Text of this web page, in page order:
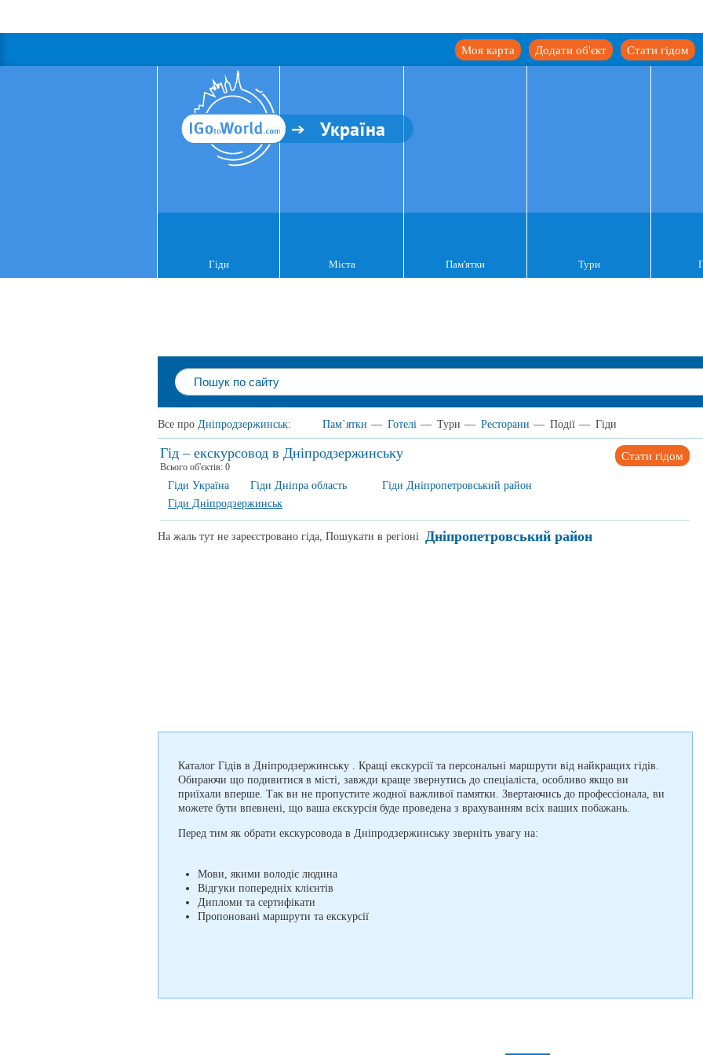
Стати гідом
Додати об'єкт
Моя карта
Україна
Гіди Міста Пам'ятки Тури
Все про Дніпродзержинськ: Пам`ятки — Готелі — Тури — Ресторани — Події — Гіди
Гід – екскурсовод в Дніпродзержинську Стати гідом
Всього об'єктів: 0
Гіди Україна Гіди Дніпра область
Гіди Дніпропетровський район
Гіди Дніпродзержинськ
На жаль тут не зареєстровано гіда, Пошукати в регіоні Дніпропетровський район
Каталог Гідів в Дніпродзержинську . Кращі екскурсії та персональні маршрути від найкращих гідів.
Обираючи що подивитися в місті, завжди краще звернутись до спеціаліста, особливо якщо ви
приїхали вперше. Так ви не пропустите жодної важливої памятки. Звертаючись до профессіонала, ви
можете бути впевнені, що ваша екскурсія буде проведена з врахуванням всіх ваших побажань.
Перед тим як обрати екскурсовода в Дніпродзержинську зверніть увагу на:
Мови, якими володіє людина
Відгуки попередніх клієнтів
Дипломи та сертифікати
Пропоновані маршрути та екскурсії